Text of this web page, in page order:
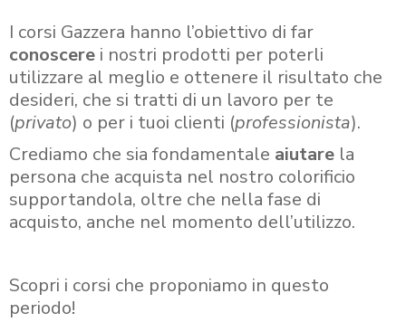
I corsi Gazzera hanno l’obiettivo di far
conoscere i nostri prodotti per poterli
utilizzare al meglio e ottenere il risultato che
desideri, che si tratti di un lavoro per te
(privato) o per i tuoi clienti (professionista).
Crediamo che sia fondamentale aiutare la
persona che acquista nel nostro colorificio
supportandola, oltre che nella fase di
acquisto, anche nel momento dell’utilizzo.
Scopri i corsi che proponiamo in questo
periodo!